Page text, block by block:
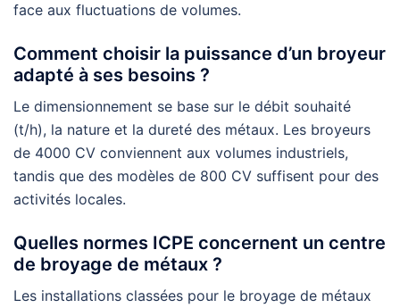
face aux fluctuations de volumes.
Comment choisir la puissance d’un broyeur
adapté à ses besoins ?
Le dimensionnement se base sur le débit souhaité
(t/h), la nature et la dureté des métaux. Les broyeurs
de 4000 CV conviennent aux volumes industriels,
tandis que des modèles de 800 CV suffisent pour des
activités locales.
Quelles normes ICPE concernent un centre
de broyage de métaux ?
Les installations classées pour le broyage de métaux